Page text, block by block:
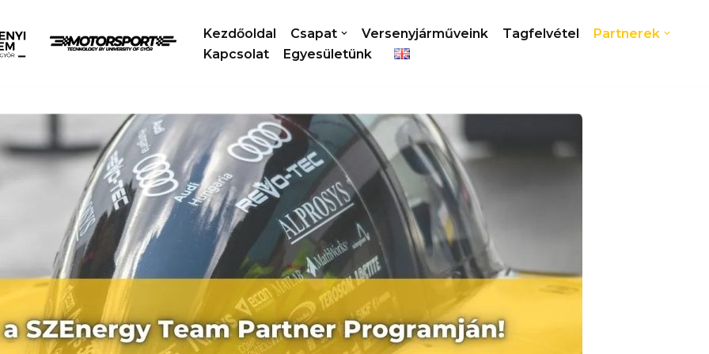
Kezdőoldal Csapat Versenyjárműveink Tagfelvétel
Partnerek
Kapcsolat
Egyesületünk